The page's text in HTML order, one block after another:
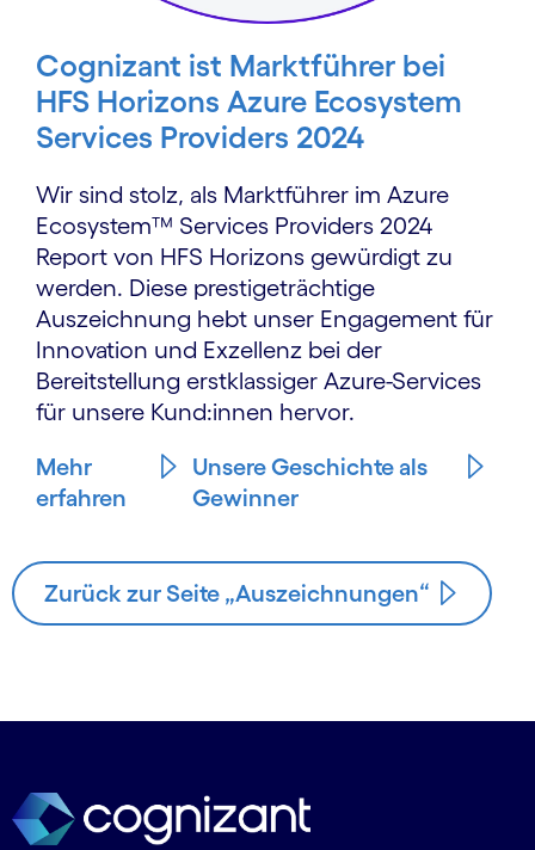
Cognizant ist Marktführer bei
HFS Horizons Azure Ecosystem
Services Providers 2024
Wir sind stolz, als Marktführer im Azure
Ecosystem™ Services Providers 2024
Report von HFS Horizons gewürdigt zu
werden. Diese prestigeträchtige
Auszeichnung hebt unser Engagement für
Innovation und Exzellenz bei der
Bereitstellung erstklassiger Azure-Services
für unsere Kund:innen hervor.
Mehr
erfahren
Unsere Geschichte als
Gewinner
Zurück zur Seite „Auszeichnungen“